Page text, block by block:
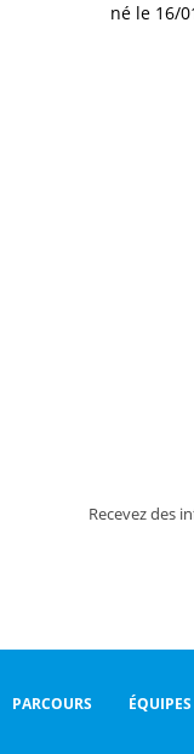
né le 16/
Recevez des
PARCOURS ÉQUIPES